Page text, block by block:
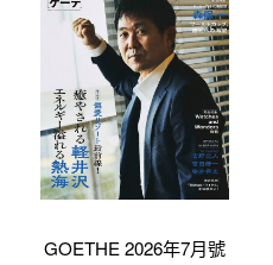
GOETHE 2026年7月號